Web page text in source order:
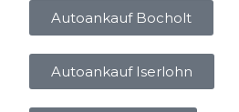
Autoankauf Bocholt
Autoankauf Iserlohn